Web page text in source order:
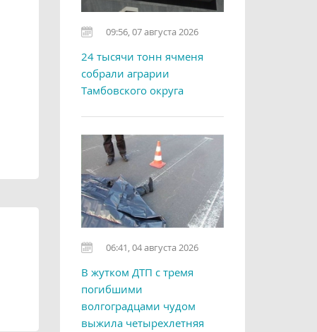
09:56, 07 августа 2026
24 тысячи тонн ячменя
собрали аграрии
Тамбовского округа
06:41, 04 августа 2026
В жутком ДТП с тремя
погибшими
волгоградцами чудом
выжила четырехлетняя